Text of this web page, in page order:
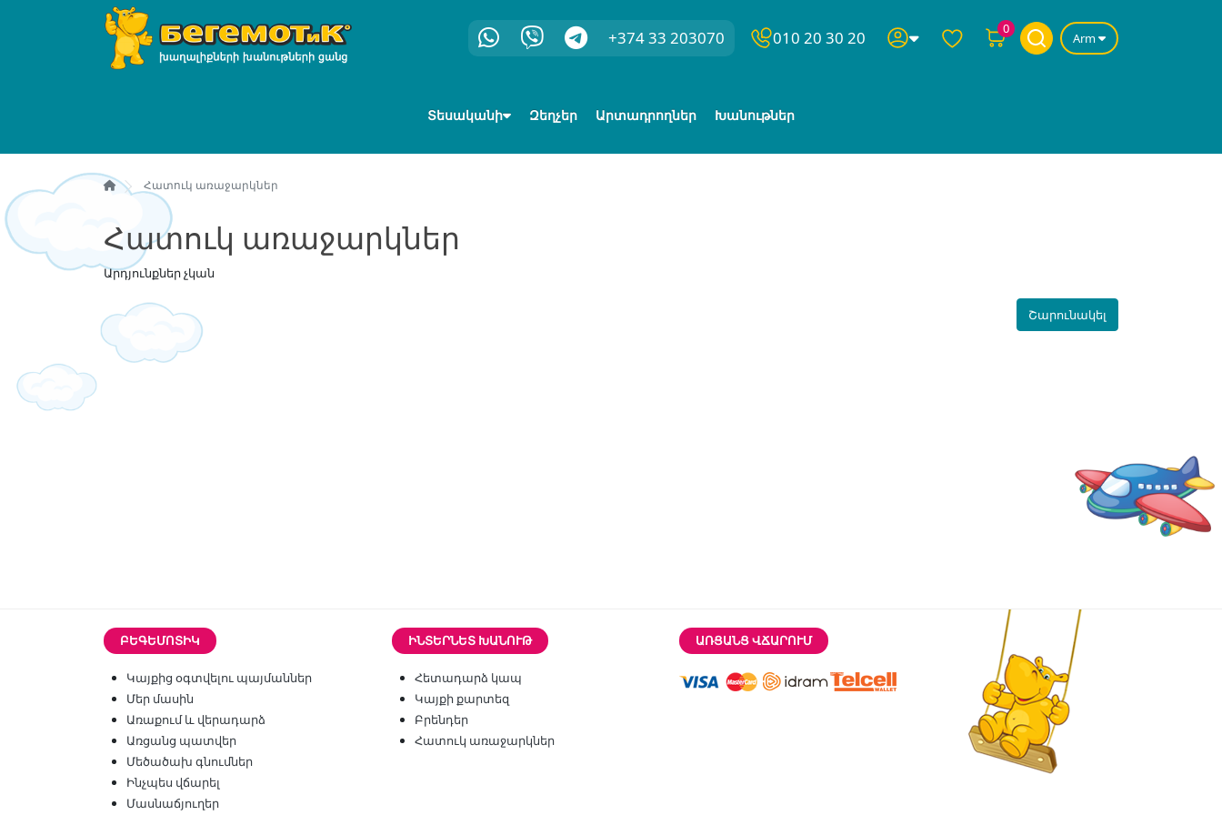
+374 33 203070 010 20 30 20 0
Arm
Տեսականի Զեղչեր Արտադրողներ Խանութներ
Հատուկ առաջարկներ
Հատուկ առաջարկներ
Արդյունքներ չկան
Շարունակել
ԲԵԳԵՄՈՏԻԿ
Կայքից օգտվելու պայմաններ
Մեր մասին
Առաքում և վերադարձ
Առցանց պատվեր
Մեծածախ գնումներ
Ինչպես վճարել
Մասնաճյուղեր
ԻՆՏԵՐՆԵՏ ԽԱՆՈՒԹ
Հետադարձ կապ
Կայքի քարտեզ
Բրենդեր
Հատուկ առաջարկներ
ԱՌՑԱՆՑ ՎՃԱՐՈՒՄ